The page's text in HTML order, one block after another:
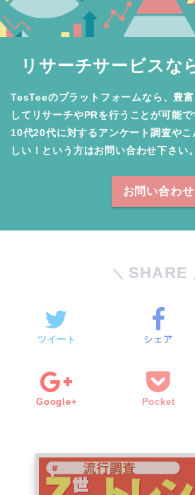
リサーチサービスな
TesTeeのプラットフォームなら、豊
してリサーチやPRを行うことが可能で
10代20代に対するアンケート調査や
しい！という方はお問い合わせ下さい。
お問い合わせ
SHARE
ツイート シェア
Google+ Pocket